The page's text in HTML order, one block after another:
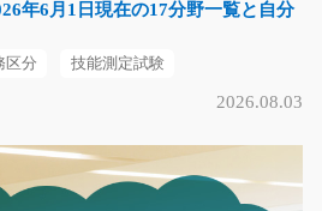
年6月1日現在の17分野一覧と自分
区分 技能測定試験
2026.08.03